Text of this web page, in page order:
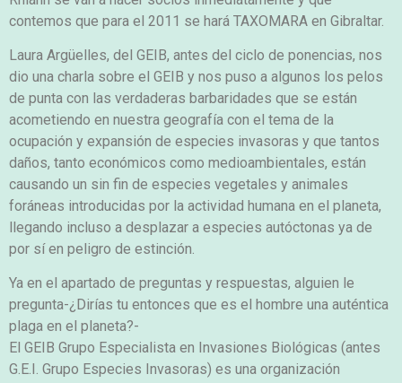
contemos que para el 2011 se hará TAXOMARA en Gibraltar.
Laura Argüelles, del GEIB, antes del ciclo de ponencias, nos
dio una charla sobre el GEIB y nos puso a algunos los pelos
de punta con las verdaderas barbaridades que se están
acometiendo en nuestra geografía con el tema de la
ocupación y expansión de especies invasoras y que tantos
daños, tanto económicos como medioambientales, están
causando un sin fin de especies vegetales y animales
foráneas introducidas por la actividad humana en el planeta,
llegando incluso a desplazar a especies autóctonas ya de
por sí en peligro de estinción.
Ya en el apartado de preguntas y respuestas, alguien le
pregunta-¿Dirías tu entonces que es el hombre una auténtica
plaga en el planeta?-
El GEIB Grupo Especialista en Invasiones Biológicas (antes
G.E.I. Grupo Especies Invasoras) es una organización